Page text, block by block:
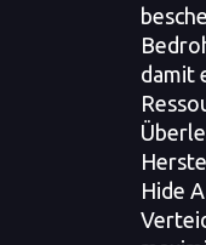
damit
Hide